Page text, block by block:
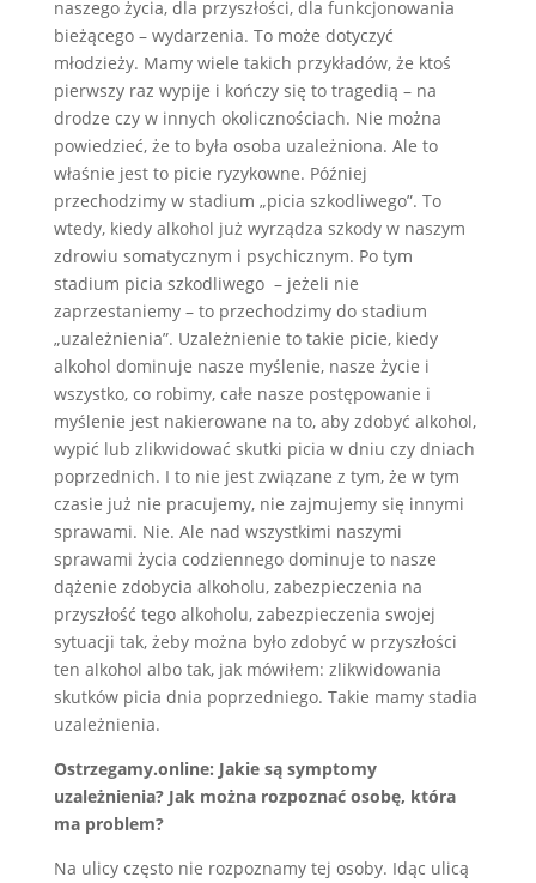
naszego życia, dla przyszłości, dla funkcjonowania
bieżącego – wydarzenia. To może dotyczyć
młodzieży. Mamy wiele takich przykładów, że ktoś
pierwszy raz wypije i kończy się to tragedią – na
drodze czy w innych okolicznościach. Nie można
powiedzieć, że to była osoba uzależniona. Ale to
właśnie jest to picie ryzykowne. Później
przechodzimy w stadium „picia szkodliwego”. To
wtedy, kiedy alkohol już wyrządza szkody w naszym
zdrowiu somatycznym i psychicznym. Po tym
stadium picia szkodliwego – jeżeli nie
zaprzestaniemy – to przechodzimy do stadium
„uzależnienia”. Uzależnienie to takie picie, kiedy
alkohol dominuje nasze myślenie, nasze życie i
wszystko, co robimy, całe nasze postępowanie i
myślenie jest nakierowane na to, aby zdobyć alkohol,
wypić lub zlikwidować skutki picia w dniu czy dniach
poprzednich. I to nie jest związane z tym, że w tym
czasie już nie pracujemy, nie zajmujemy się innymi
sprawami. Nie. Ale nad wszystkimi naszymi
sprawami życia codziennego dominuje to nasze
dążenie zdobycia alkoholu, zabezpieczenia na
przyszłość tego alkoholu, zabezpieczenia swojej
sytuacji tak, żeby można było zdobyć w przyszłości
ten alkohol albo tak, jak mówiłem: zlikwidowania
skutków picia dnia poprzedniego. Takie mamy stadia
uzależnienia.
Ostrzegamy.online: Jakie są symptomy
uzależnienia? Jak można rozpoznać osobę, która
ma problem?
Na ulicy często nie rozpoznamy tej osoby. Idąc ulicą